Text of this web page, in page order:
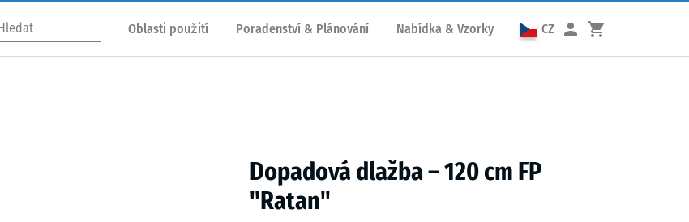
Oblasti použití Poradenství & Plánování Nabídka & Vzorky CZ
Dopadová dlažba – 120 cm FP
"Ratan"